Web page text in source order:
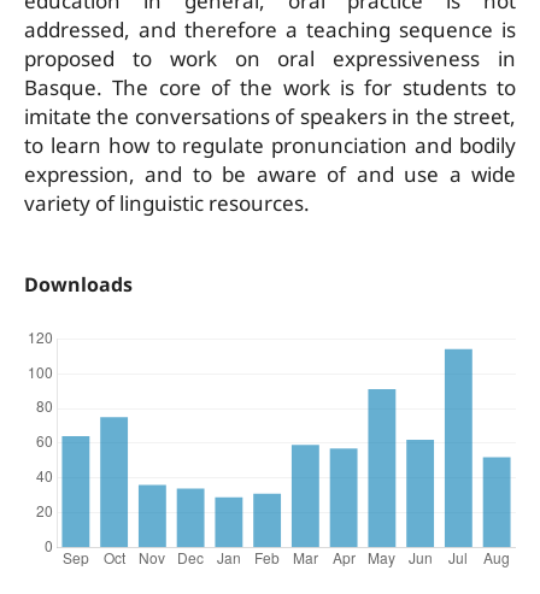
addressed, and therefore a teaching sequence is
proposed to work on oral expressiveness in
Basque. The core of the work is for students to
imitate the conversations of speakers in the street,
to learn how to regulate pronunciation and bodily
expression, and to be aware of and use a wide
variety of linguistic resources.
Downloads